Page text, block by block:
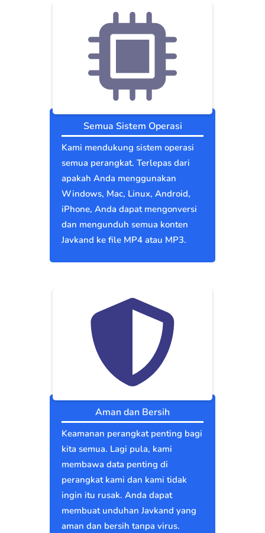
Semua Sistem Operasi
Kami mendukung sistem operasi
semua perangkat. Terlepas dari
apakah Anda menggunakan
Windows, Mac, Linux, Android,
iPhone, Anda dapat mengonversi
dan mengunduh semua konten
Javkand ke file MP4 atau MP3.
Aman dan Bersih
Keamanan perangkat penting bagi
kita semua. Lagi pula, kami
membawa data penting di
perangkat kami dan kami tidak
ingin itu rusak. Anda dapat
membuat unduhan Javkand yang
aman dan bersih tanpa virus.